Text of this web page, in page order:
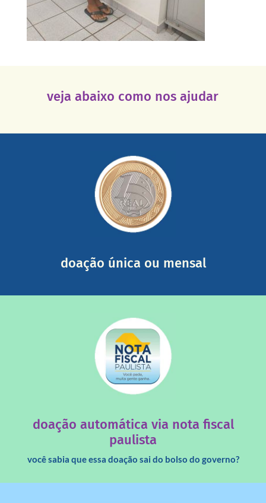
veja abaixo como nos ajudar
doação única ou mensal
mail mostrando tudo o que fizemos com a sua ajuda
somada a de outras pessoas.
saiba mais
doação automática via nota fiscal
paulista
você sabia que essa doação sai do bolso do governo?
saiba mais